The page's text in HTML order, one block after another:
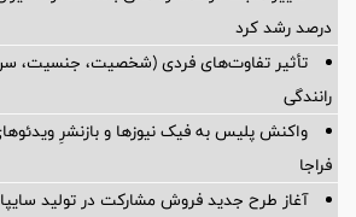
درصد رشد کرد
تأثیر تفاوت‌های فردی (شخصیت، جنسیت،
رانندگی
واکنش پلیس به فیک نیوزها و بازنشرِ
فراجا
آغاز طرح جدید فروش مشارکت در تولید